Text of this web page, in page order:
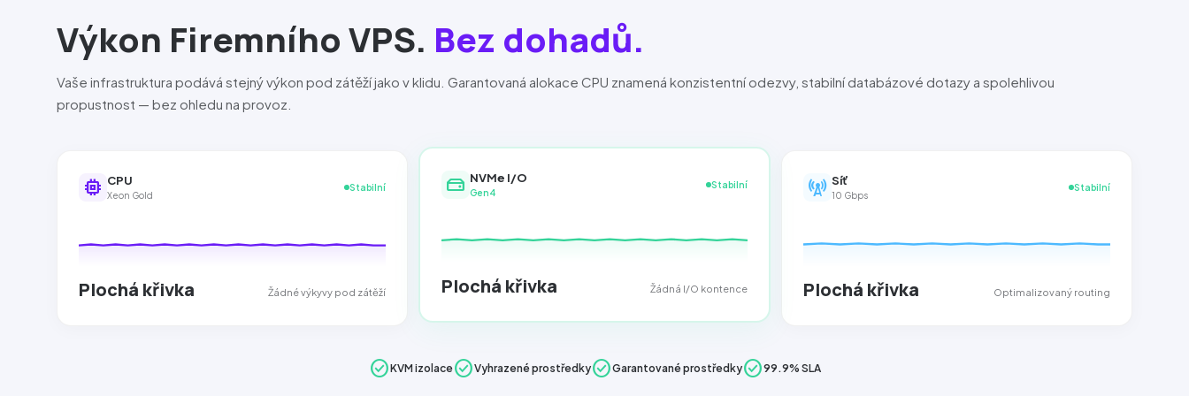
Výkon Firemního VPS. Bez dohadů.
Vaše infrastruktura podává stejný výkon pod zátěží jako v klidu. Garantovaná alokace CPU znamená konzistentní odezvy, stabilní databázové dotazy a spolehlivou
propustnost — bez ohledu na provoz.
memory CPU
Xeon Gold
Stabilní
Plochá křivka Žádné výkyvy pod zátěží
hard_drive NVMe I/O
Gen4
Stabilní
Plochá křivka Žádná I/O kontence
cell_tower Síť
10 Gbps
Stabilní
Plochá křivka Optimalizovaný routing
check_circleKVM izolacecheck_circleVyhrazené prostředkycheck_circleGarantované prostředkycheck_circle99.9% SLA